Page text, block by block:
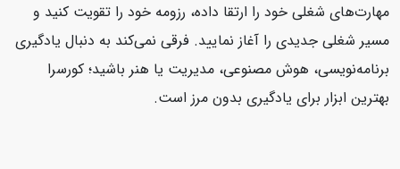
مهارت‌های شغلی خود را ارتقا داده، رزومه خود را تقویت کنید و
مسیر شغلی جدیدی را آغاز نمایید. فرقی نمی‌کند به دنبال یادگیری
برنامه‌نویسی، هوش مصنوعی، مدیریت یا هنر باشید؛ کورسرا
بهترین ابزار برای یادگیری بدون مرز است.